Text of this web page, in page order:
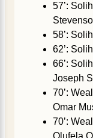
57’:
58’:
62’:
66’:
Joseph
70’:
Omar
70’: